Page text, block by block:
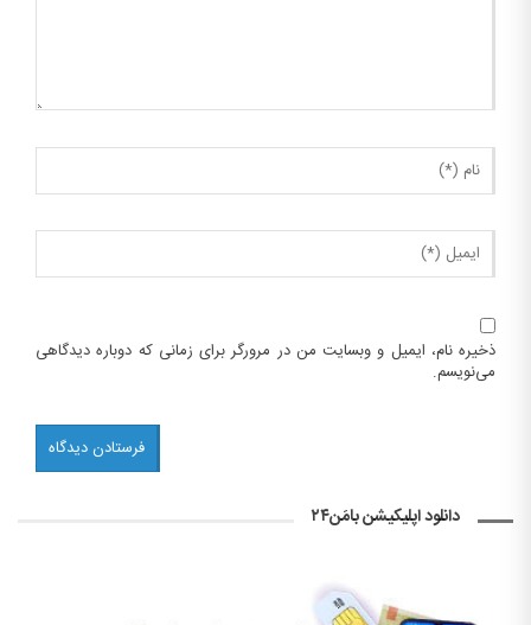
ذخیره نام، ایمیل و وبسایت من در مرورگر برای زمانی که دوباره دیدگاهی
می‌نویسم.
دانلود اپلیکیشن بامَن۲۴